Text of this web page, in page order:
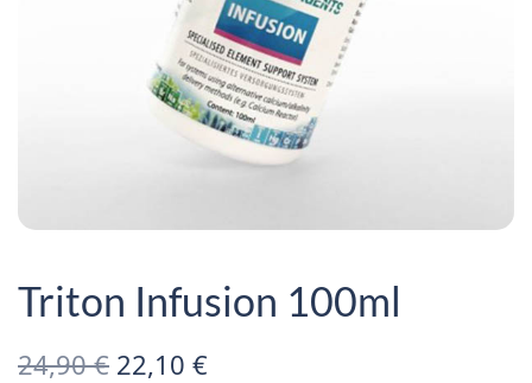
Triton Infusion 100ml
24,90€ Ursprünglicher
22,10€